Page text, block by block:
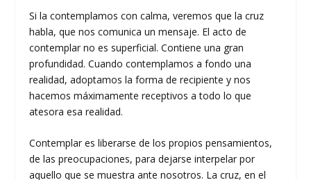
Si la contemplamos con calma, veremos que la cruz
habla, que nos comunica un mensaje. El acto de
contemplar no es superficial. Contiene una gran
profundidad. Cuando contemplamos a fondo una
realidad, adoptamos la forma de recipiente y nos
hacemos máximamente receptivos a todo lo que
atesora esa realidad.
Contemplar es liberarse de los propios pensamientos,
de las preocupaciones, para dejarse interpelar por
aquello que se muestra ante nosotros. La cruz, en el